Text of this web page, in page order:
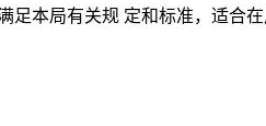
本局有关规 定和标准，适合在